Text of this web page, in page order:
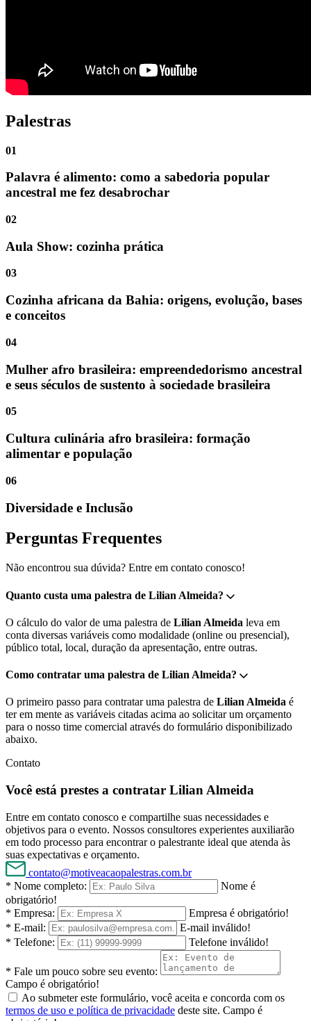
Palestras
01
Palavra é alimento: como a sabedoria popular
ancestral me fez desabrochar
02
Aula Show: cozinha prática
03
Cozinha africana da Bahia: origens, evolução, bases
e conceitos
04
Mulher afro brasileira: empreendedorismo ancestral
e seus séculos de sustento à sociedade brasileira
05
Cultura culinária afro brasileira: formação
alimentar e população
06
Diversidade e Inclusão
Perguntas Frequentes
Não encontrou sua dúvida? Entre em contato conosco!
Quanto custa uma palestra de Lilian Almeida?
O cálculo do valor de uma palestra de Lilian Almeida leva em
conta diversas variáveis como modalidade (online ou presencial),
público total, local, duração da apresentação, entre outras.
Como contratar uma palestra de Lilian Almeida?
O primeiro passo para contratar uma palestra de Lilian Almeida é
ter em mente as variáveis citadas acima ao solicitar um orçamento
para o nosso time comercial através do formulário disponibilizado
abaixo.
Contato
Você está prestes a contratar Lilian Almeida
Entre em contato conosco e compartilhe suas necessidades e
objetivos para o evento. Nossos consultores experientes auxiliarão
em todo processo para encontrar o palestrante ideal que atenda às
suas expectativas e orçamento.
contato@motiveacaopalestras.com.br
* Nome completo:
Nome é
obrigatório!
* Empresa:
Empresa é obrigatório!
* E-mail:
E-mail inválido!
* Telefone:
Telefone inválido!
* Fale um pouco sobre seu evento:
Campo é obrigatório!
Ao submeter este formulário, você aceita e concorda com os
termos de uso e política de privacidade deste site. Campo é